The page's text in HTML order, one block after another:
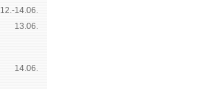
12.-14.06.
13.06.
14.06.